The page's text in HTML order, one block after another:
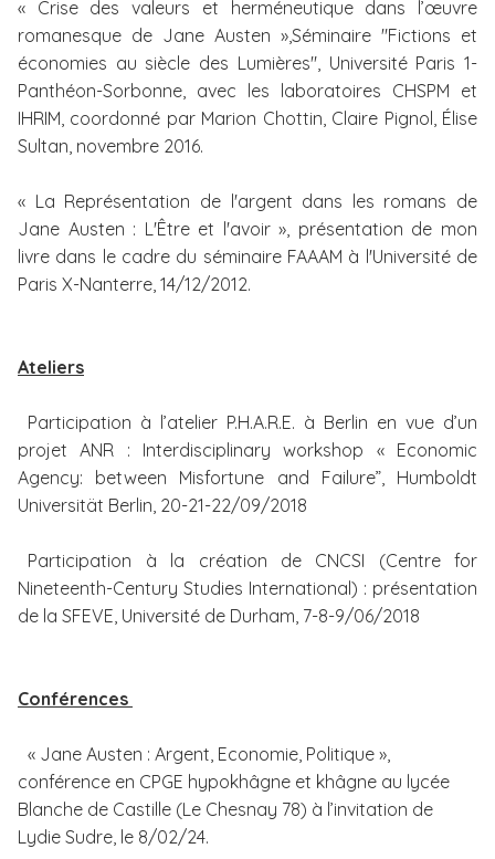
« Crise des valeurs et herméneutique dans l’œuvre
romanesque de Jane Austen »,Séminaire "Fictions et
économies au siècle des Lumières", Université Paris 1-
Panthéon-Sorbonne, avec les laboratoires CHSPM et
IHRIM, coordonné par Marion Chottin, Claire Pignol, Élise
Sultan, novembre 2016.
« La Représentation de l'argent dans les romans de
Jane Austen : L'Être et l'avoir », présentation de mon
livre dans le cadre du séminaire FAAAM à l'Université de
Paris X-Nanterre, 14/12/2012.
Ateliers
Participation à l’atelier P.H.A.R.E. à Berlin en vue d’un
projet ANR : Interdisciplinary workshop « Economic
Agency: between Misfortune and Failure”, Humboldt
Universität Berlin, 20-21-22/09/2018
Participation à la création de CNCSI (Centre for
Nineteenth-Century Studies International) : présentation
de la SFEVE, Université de Durham, 7-8-9/06/2018
Conférences
« Jane Austen : Argent, Economie, Politique »,
conférence en CPGE hypokhâgne et khâgne au lycée
Blanche de Castille (Le Chesnay 78) à l’invitation de
Lydie Sudre, le 8/02/24.